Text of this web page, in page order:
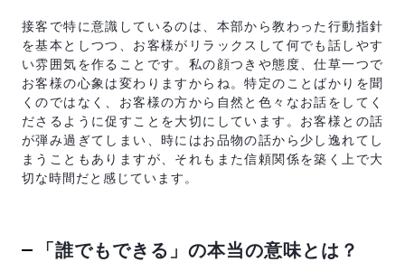
接客で特に意識しているのは、本部から教わった行動指針
を基本としつつ、お客様がリラックスして何でも話しやす
い雰囲気を作ることです。私の顔つきや態度、仕草一つで
お客様の心象は変わりますからね。特定のことばかりを聞
くのではなく、お客様の方から自然と色々なお話をしてく
ださるように促すことを大切にしています。お客様との話
が弾み過ぎてしまい、時にはお品物の話から少し逸れてし
まうこともありますが、それもまた信頼関係を築く上で大
切な時間だと感じています。
「誰でもできる」の本当の意味とは？